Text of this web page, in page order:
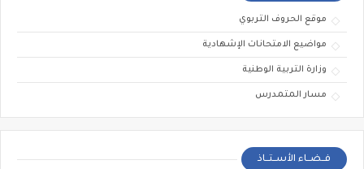
موقع الحروف التربوي
مواضيع الامتحانات الإشهادية
وزارة التربية الوطنية
مسار المتمدرس
فــضــاء الأســتــاذ